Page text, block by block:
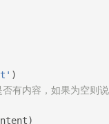
)
有内容，如果为空则